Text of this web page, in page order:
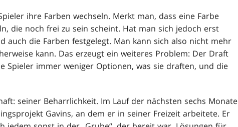
ihre Farben wechseln. Merkt man, dass eine Farbe
die noch frei zu sein scheint. Hat man sich jedoch erst
auch die Farben festgelegt. Man kann sich also nicht mehr
kann. Das erzeugt ein weiteres Problem: Der Draft
Spieler immer weniger Optionen, was sie draften, und die
seiner Beharrlichkeit. Im Lauf der nächsten sechs Monate
Gavins, an dem er in seiner Freizeit arbeitete. Er